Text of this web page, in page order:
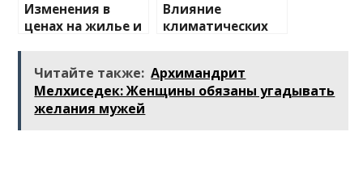
Изменения в
ценах на жилье и
Влияние
климатических
направления
Читайте также: Архимандрит
Мелхиседек: Женщины обязаны угадывать
желания мужей